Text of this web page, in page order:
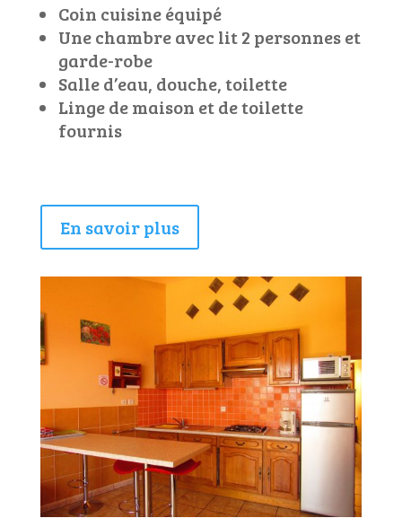
Coin cuisine équipé
Une chambre avec lit 2 personnes et
garde-robe
Salle d’eau, douche, toilette
Linge de maison et de toilette
fournis
En savoir plus